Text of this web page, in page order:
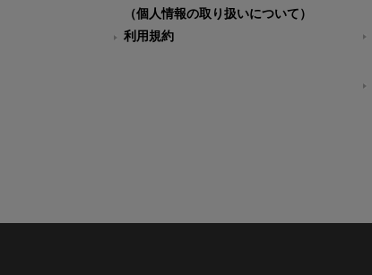
（個人情報の取り扱いについて）
利用規約